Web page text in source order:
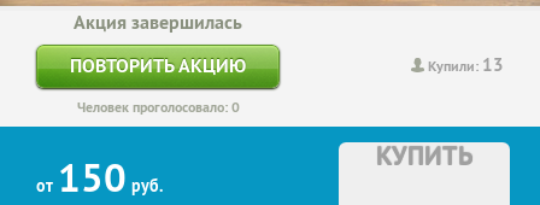
Купили: 13
Акция завершилась
ПОВТОРИТЬ АКЦИЮ
Человек проголосовало: 0
от 150 руб.
КУПИТЬ